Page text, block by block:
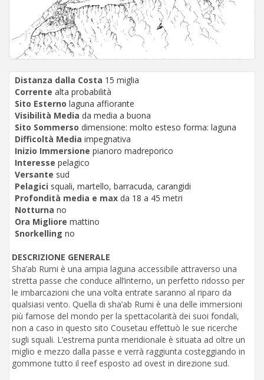
Distanza dalla Costa 15 miglia
Corrente alta probabilità
Sito Esterno laguna affiorante
Visibilità Media da media a buona
Sito Sommerso dimensione: molto esteso forma: laguna
Difficoltà Media impegnativa
Inizio Immersione pianoro madreporico
Interesse pelagico
Versante sud
Pelagici squali, martello, barracuda, carangidi
Profondità media e max da 18 a 45 metri
Notturna no
Ora Migliore mattino
Snorkelling no
DESCRIZIONE GENERALE
Sha’ab Rumi è una ampia laguna accessibile attraverso una
stretta passe che conduce all’interno, un perfetto ridosso per
le imbarcazioni che una volta entrate saranno al riparo da
qualsiasi vento. Quella di sha’ab Rumi è una delle immersioni
più famose del mondo per la spettacolarità dei suoi fondali,
non a caso in questo sito Cousetau effettuò le sue ricerche
sugli squali. L’estrema punta meridionale è situata ad oltre un
miglio e mezzo dalla passe e verrà raggiunta costeggiando in
gommone tutto il reef esposto ad ovest in direzione sud.